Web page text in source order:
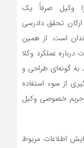
وکیل صرفاً یک
تحقق دادرسی
است. از همین
درباره عملکرد وکلا
گونه‌ای طراحی و
از سوء استفاده
وحریم خصوصی وکیل
اطلاعات مربوط